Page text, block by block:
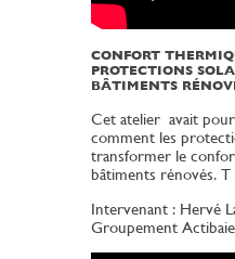
CONFORT
PROTECTIONS
BÂTIMENTS
Cet atelier avait
comment les
transformer le
bâtiments rénovés. T
Intervenant : Hervé
Groupement Actibaie